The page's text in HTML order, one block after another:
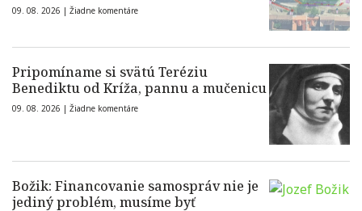
09. 08. 2026 | Žiadne komentáre
Pripomíname si svätú Teréziu
Benediktu od Kríža, pannu a mučenicu
09. 08. 2026 | Žiadne komentáre
Božik: Financovanie samospráv nie je
jediný problém, musíme byť